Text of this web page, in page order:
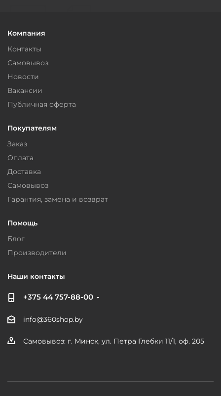
Компания
Контакты
Самовывоз
Новости
Вакансии
Публичная оферта
Покупателям
Заказ
Оплата
Доставка
Самовывоз
Гарантия, замена и возврат
Помощь
Блог
Производители
Наши контакты
+375 44 757-88-00
info@360shop.by
Самовывоз: г. Минск, ул. Петра Глебки 11/1, оф. 205